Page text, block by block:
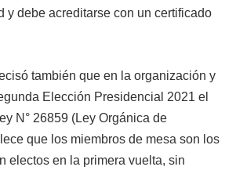
y debe acreditarse con un certificado
también que en la organización y
Elección Presidencial 2021 el
N° 26859 (Ley Orgánica de
que los miembros de mesa son los
electos en la primera vuelta, sin